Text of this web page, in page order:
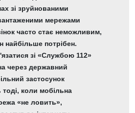
зі зруйнованими
мережами
часто стає неможливим,
найбільше потрібен.
зі «Службою 112»
через державний
застосунок
тоді, коли мобільна
«не ловить»,